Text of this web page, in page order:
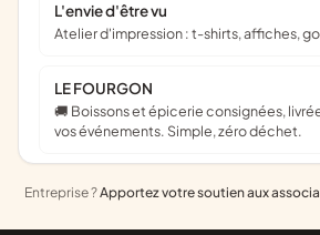
L'envie d'être vu
Atelier d'impression : t-shirts, affiches,
LE FOURGON
🚚 Boissons et épicerie consignées, livrées et reprises pour
vos événements. Simple, zéro déchet.
Entreprise ?Apportez votre soutien aux